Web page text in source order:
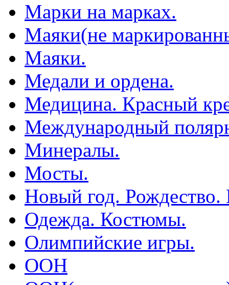
Марки на марках.
Маяки(не
Маяки.
Медали и ордена.
Медицина. Красный
Международный
Минералы.
Мосты.
Новый год. Рождество.
Одежда. Костюмы.
Олимпийские игры.
ООН